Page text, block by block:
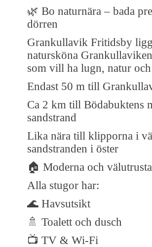
🌿 Bo naturnära – bada
dörren
Grankullavik Fritidsby
natursköna
som vill ha lugn, natur
Endast 50 m till
Ca 2 km till Bödabuktens
sandstrand
Lika nära till klipporna i
sandstranden i öster
🏠 Moderna och
Alla stugor har:
🌊 Havsutsikt
🚿 Toalett och dusch
📺 TV & Wi-Fi